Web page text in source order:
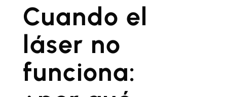
Cuando el
láser no
funciona: